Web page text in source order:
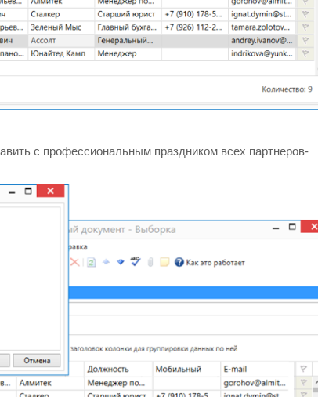
с профессиональным праздником всех партнеров-